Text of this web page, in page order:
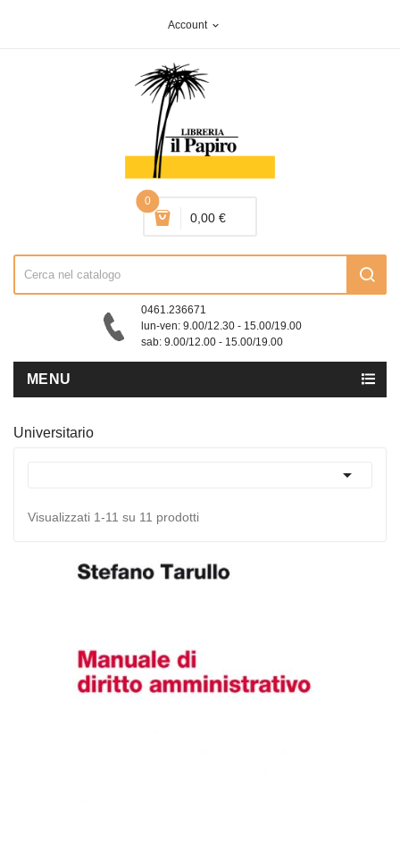
Account expand_more
0
0,00 €
0461.236671
lun-ven: 9.00/12.30 - 15.00/19.00
sab: 9.00/12.00 - 15.00/19.00
MENU
Universitario

Visualizzati 1-11 su 11 prodotti